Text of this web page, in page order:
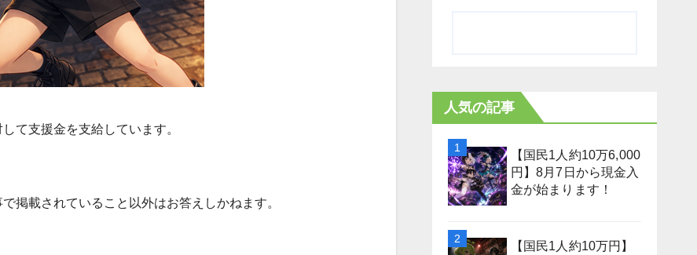
て支援金を支給しています。
掲載されていること以外はお答えしかねます。
人気の記事
【国民1人約10万6,000
円】8月7日から現金入
金が始まります！
【国民1人約10万円】